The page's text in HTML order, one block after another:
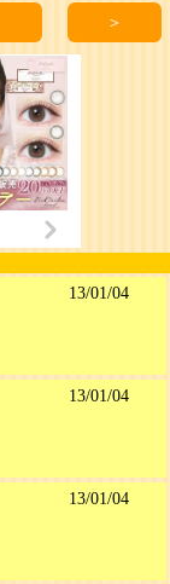
＞
13/01/04
13/01/04
13/01/04